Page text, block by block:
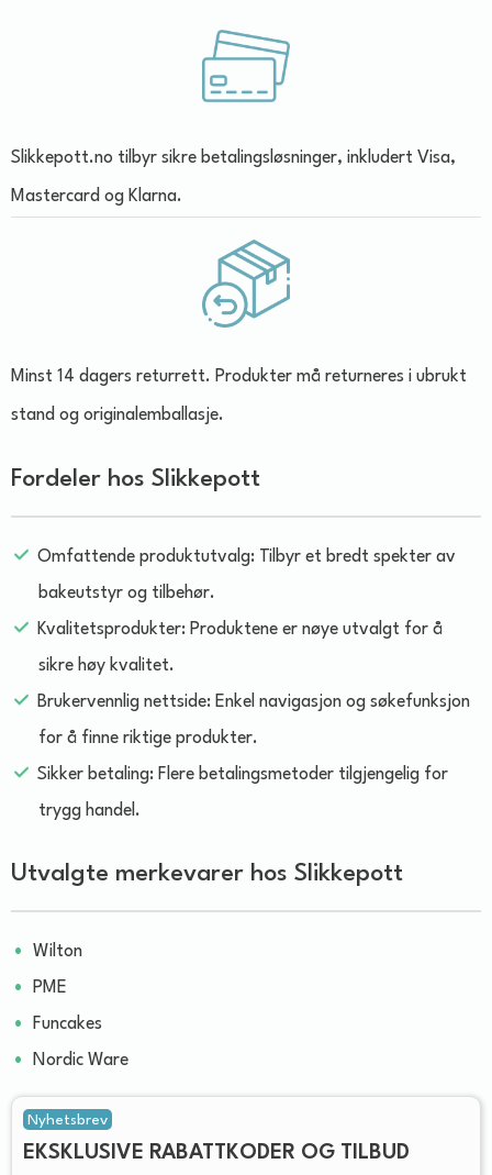
Slikkepott.no tilbyr sikre betalingsløsninger, inkludert Visa,
Mastercard og Klarna.
Minst 14 dagers returrett. Produkter må returneres i ubrukt
stand og originalemballasje.
Fordeler hos Slikkepott
Omfattende produktutvalg: Tilbyr et bredt spekter av
bakeutstyr og tilbehør.
Kvalitetsprodukter: Produktene er nøye utvalgt for å
sikre høy kvalitet.
Brukervennlig nettside: Enkel navigasjon og søkefunksjon
for å finne riktige produkter.
Sikker betaling: Flere betalingsmetoder tilgjengelig for
trygg handel.
Utvalgte merkevarer hos Slikkepott
Wilton
PME
Funcakes
Nordic Ware
Nyhetsbrev
EKSKLUSIVE RABATTKODER OG TILBUD